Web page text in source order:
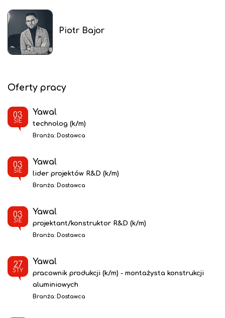
Piotr Bajor
Oferty pracy
03
SIE
Yawal
technolog (k/m)
Branża: Dostawca
03
SIE
Yawal
lider projektów R&D (k/m)
Branża: Dostawca
03
SIE
Yawal
projektant/konstruktor R&D (k/m)
Branża: Dostawca
27
STY
Yawal
pracownik produkcji (k/m) - montażysta konstrukcji
aluminiowych
Branża: Dostawca